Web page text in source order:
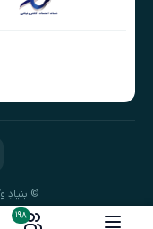
۱۹۸
©